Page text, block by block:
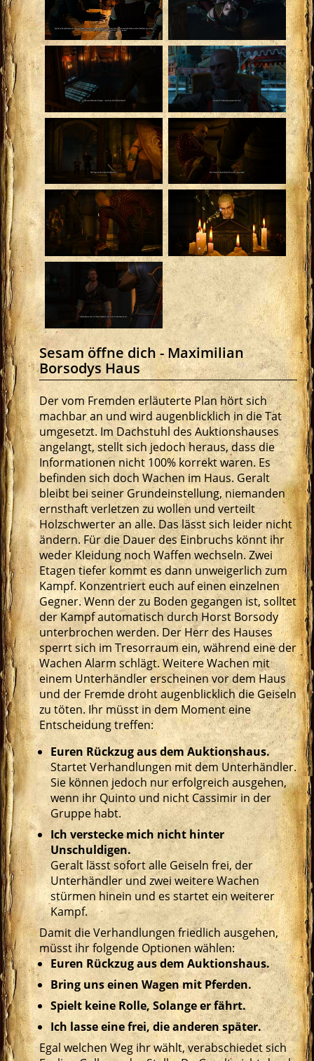
Sesam öffne dich - Maximilian
Borsodys Haus
Der vom Fremden erläuterte Plan hört sich
machbar an und wird augenblicklich in die Tat
umgesetzt. Im Dachstuhl des Auktionshauses
angelangt, stellt sich jedoch heraus, dass die
Informationen nicht 100% korrekt waren. Es
befinden sich doch Wachen im Haus. Geralt
bleibt bei seiner Grundeinstellung, niemanden
ernsthaft verletzen zu wollen und verteilt
Holzschwerter an alle. Das lässt sich leider nicht
ändern. Für die Dauer des Einbruchs könnt ihr
weder Kleidung noch Waffen wechseln. Zwei
Etagen tiefer kommt es dann unweigerlich zum
Kampf. Konzentriert euch auf einen einzelnen
Gegner. Wenn der zu Boden gegangen ist, solltet
der Kampf automatisch durch Horst Borsody
unterbrochen werden. Der Herr des Hauses
sperrt sich im Tresorraum ein, während eine der
Wachen Alarm schlägt. Weitere Wachen mit
einem Unterhändler erscheinen vor dem Haus
und der Fremde droht augenblicklich die Geiseln
zu töten. Ihr müsst in dem Moment eine
Entscheidung treffen:
Euren Rückzug aus dem Auktionshaus.
Startet Verhandlungen mit dem Unterhändler.
Sie können jedoch nur erfolgreich ausgehen,
wenn ihr Quinto und nicht Cassimir in der
Gruppe habt.
Ich verstecke mich nicht hinter
Unschuldigen.
Geralt lässt sofort alle Geiseln frei, der
Unterhändler und zwei weitere Wachen
stürmen hinein und es startet ein weiterer
Kampf.
Damit die Verhandlungen friedlich ausgehen,
müsst ihr folgende Optionen wählen:
Euren Rückzug aus dem Auktionshaus.
Bring uns einen Wagen mit Pferden.
Spielt keine Rolle, Solange er fährt.
Ich lasse eine frei, die anderen später.
Egal welchen Weg ihr wählt, verabschiedet sich